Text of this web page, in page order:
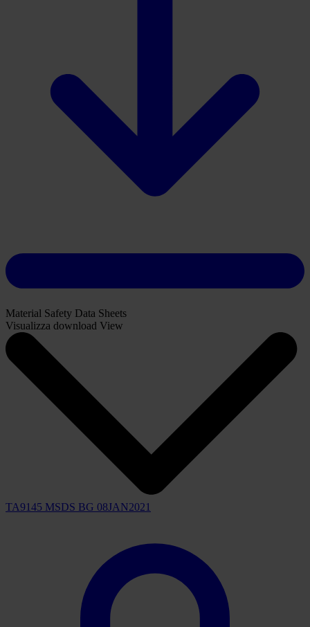
Download
Material Safety Data Sheets
Visualizza download View